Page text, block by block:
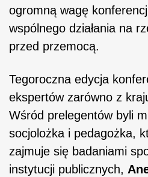
ogromną wagę
wspólnego działania na
przed przemocą.
Tegoroczna edycja
ekspertów zarówno z
Wśród prelegentów byli
socjolożka i pedagożka,
zajmuje się badaniami
instytucji publicznych,